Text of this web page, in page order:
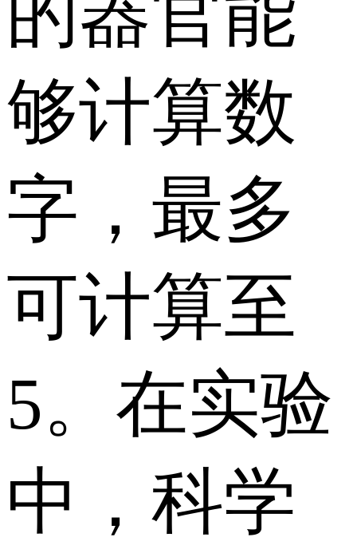
够计算数
字，最多
可计算至
5。在实验
中，科学